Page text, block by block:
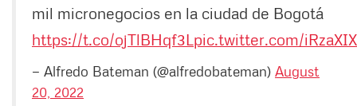
mil micronegocios en la ciudad de Bogotá
https://t.co/ojTlBHqf3Lpic.twitter.com/
— Alfredo Bateman (@alfredobateman) August
20, 2022